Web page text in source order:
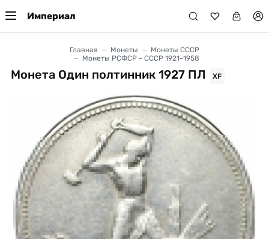
Империал
Главная Монеты
Монеты СССР
Монеты РСФСР - СССР 1921-1958
Монета Один полтинник 1927 ПЛ XF